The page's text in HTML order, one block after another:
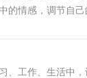
的情感，调节自
精心整理的高中军
、工作、生活中